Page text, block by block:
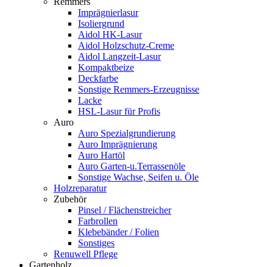
Imprägnierlasur
Isoliergrund
Aidol HK-Lasur
Aidol Holzschutz-Creme
Aidol Langzeit-Lasur
Kompaktbeize
Deckfarbe
Sonstige Remmers-Erzeugnisse
Lacke
HSL-Lasur für Profis
Auro
Auro Spezialgrundierung
Auro Imprägnierung
Auro Hartöl
Auro Garten-u.Terrassenöle
Sonstige Wachse, Seifen u. Öle
Holzreparatur
Zubehör
Pinsel / Flächenstreicher
Farbrollen
Klebebänder / Folien
Sonstiges
Renuwell Pflege